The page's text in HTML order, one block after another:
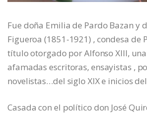
Fue doña Emilia de Pardo Bazan y
Figueroa (1851-1921) , condesa de
título otorgado por Alfonso XIII,
afamadas escritoras, ensayistas ,
novelistas…del siglo XIX e inicios del
Casada con el político don José